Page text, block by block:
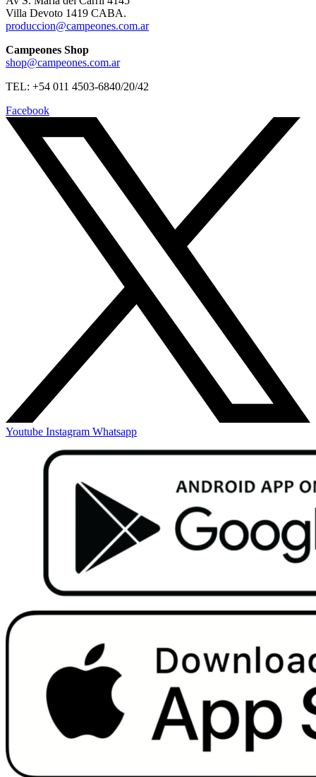
Villa Devoto 1419 CABA.
produccion@campeones.com.ar
Campeones Shop
shop@campeones.com.ar
TEL: +54 011 4503-6840/20/42
Facebook
Youtube Instagram Whatsapp